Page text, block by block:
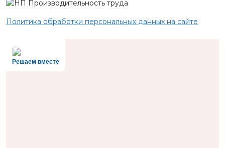
Политика обработки персональных данных на сайте
Решаем вместе